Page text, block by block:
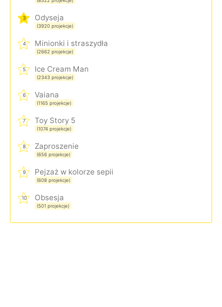
3 Odyseja
(3920 projekcje)
4 Minionki i straszydła
(2662 projekcje)
5 Ice Cream Man
(2343 projekcje)
6 Vaiana
(1165 projekcje)
7 Toy Story 5
(1074 projekcje)
8 Zaproszenie
(656 projekcje)
9 Pejzaż w kolorze sepii
(608 projekcje)
10 Obsesja
(501 projekcje)